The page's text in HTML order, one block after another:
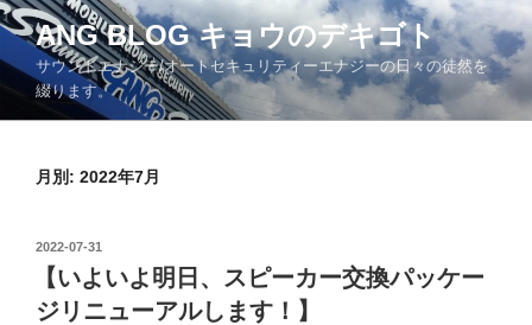
コ
ン
テ
ツ
ANG BLOG キョウのデキゴト
サウンドエナジー/オートセキュリティーエナジーの日々の徒然を
綴ります。
月別: 2022年7月
投
稿
日:
2022-07-31
【いよいよ明日、スピーカー交換パッケー
ジリニューアルします！】